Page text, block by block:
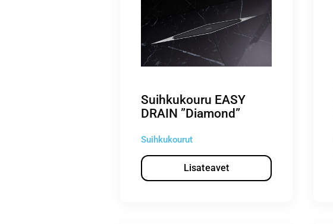
Suihkukouru EASY
DRAIN ”Diamond”
Suihkukourut
Lisateavet